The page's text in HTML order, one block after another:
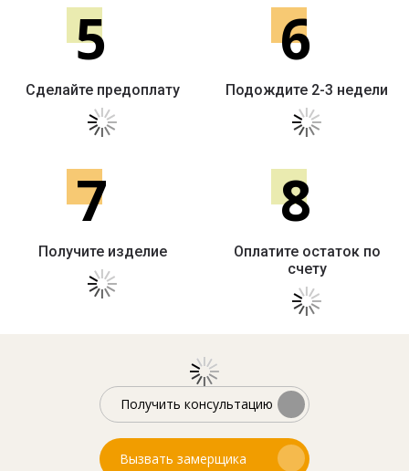
5
Сделайте предоплату
6
Подождите 2-3 недели
7
Получите изделие
8
Оплатите остаток по
счету
Получить консультацию
Вызвать замерщика